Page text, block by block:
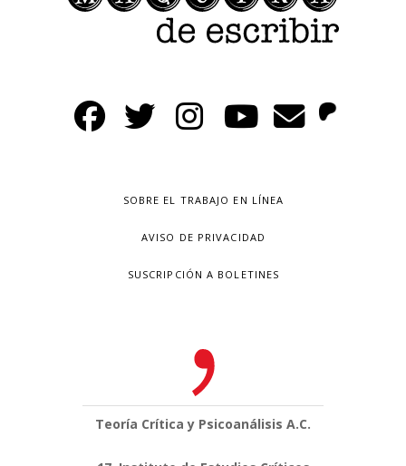
SOBRE EL TRABAJO EN LÍNEA
AVISO DE PRIVACIDAD
SUSCRIPCIÓN A BOLETINES
Teoría Crítica y Psicoanálisis A.C.